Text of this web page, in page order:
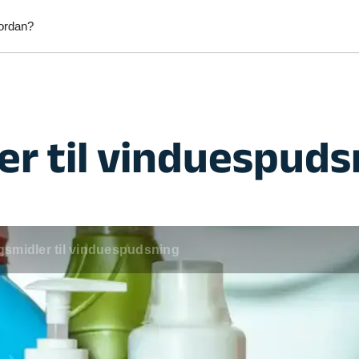
Afhentning af møbler
Anlægsgartner
Hækkeklipning
& Reperation
Havearbejde
Hjælp
Hundepasning
IKEA
Lejligheds rengøring
Mobil frisør
til
til vinduespudsning